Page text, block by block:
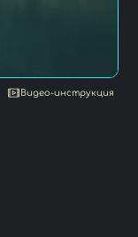
Видео-инструкция